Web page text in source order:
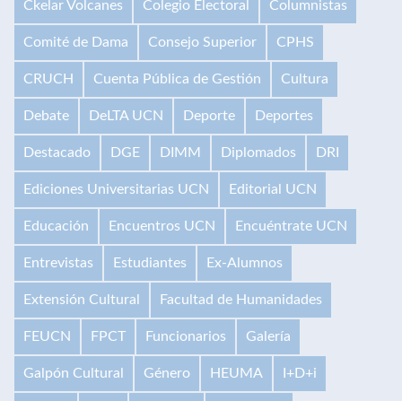
Ckelar Volcanes Colegio Electoral Columnistas
Comité de Dama Consejo Superior CPHS
CRUCH Cuenta Pública de Gestión Cultura
Debate DeLTA UCN Deporte Deportes
Destacado DGE DIMM Diplomados DRI
Ediciones Universitarias UCN Editorial UCN
Educación Encuentros UCN Encuéntrate UCN
Entrevistas Estudiantes Ex-Alumnos
Extensión Cultural Facultad de Humanidades
FEUCN FPCT Funcionarios Galería
Galpón Cultural Género HEUMA I+D+i